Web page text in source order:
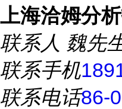
上海洽姆分
联系人 魏先
联系手机
联系电话86-